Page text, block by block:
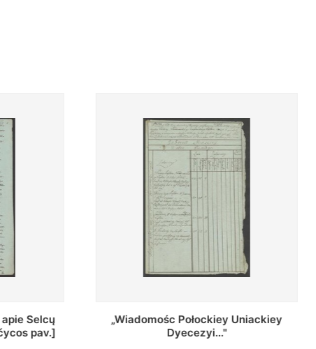
Regestr Parochow Dekanatu
Brzeskiego